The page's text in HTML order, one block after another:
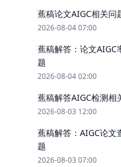
蕉稿论文AIGC相关问
2026-08-04 07:00
蕉稿解答：论文AIGC
题
2026-08-04 02:00
蕉稿解答AIGC检测相
2026-08-03 12:00
蕉稿解答：AIGC论文
题
2026-08-03 07:00